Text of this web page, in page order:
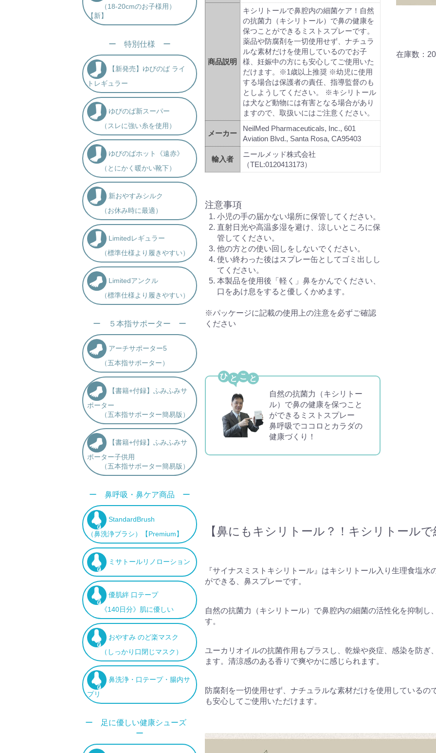
商品説明
キシリトールで鼻腔内の細菌ケア！自然
の抗菌力（キシリトール）で鼻の健康を
保つことができるミストスプレーです。
薬品や防腐剤を一切使用せず、ナチュラ
ルな素材だけを使用しているのでお子
様、妊娠中の方にも安心してご使用いた
だけます。※1歳以上推奨 ※幼児に使用
する場合は保護者の責任、指導監督のも
としようしてください。 ※キシリトール
は犬など動物には有害となる場合があり
ますので、取扱いにはご注意ください。
メーカー
NeilMed Pharmaceuticals, Inc., 601
Aviation Blvd., Santa Rosa, CA95403
輸入者
ニールメッド株式会社
（TEL:0120413173）
注意事項
小児の手の届かない場所に保管してください。
直射日光や高温多湿を避け、涼しいところに保
管してください。
他の方との使い回しをしないでください。
使い終わった後はスプレー缶としてゴミ出しし
てください。
本製品を使用後「軽く」鼻をかんでください、
口をあけ息をすると優しくかめます。
※パッケージに記載の使用上の注意を必ずご確認
ください
ひ こ
自然の抗菌力（キシリトー
ル）で鼻の健康を保つこと
ができるミストスプレー
鼻呼吸でココロとカラダの
健康づくり！
在庫数：20
【鼻にもキシリトール？！キシリトール
『サイナスミストキシリトール』はキシリトール入り生理食塩
ができる、鼻スプレーです。
自然の抗菌力（キシリトール）で鼻腔内の細菌の活性化を抑制し
す。
ユーカリオイルの抗菌作用もプラスし、乾燥や炎症、感染を防ぎ
ます。清涼感のある香りで爽やかに感じられます。
防腐剤を一切使用せず、ナチュラルな素材だけを使用しているの
も安心してご使用いただけます。
（18-20cmのお子様用）
【新】
ー 特別仕様 ー
【新発売】ゆびのば ライ
トレギュラー
ゆびのば新スーパー
（スレに強い糸を使用）
ゆびのばホット《遠赤》
（とにかく暖かい靴下）
新おやすみシルク
（お休み時に最適）
Limitedレギュラー
（標準仕様より履きやすい）
Limitedアンクル
（標準仕様より履きやすい）
ー ５本指サポーター ー
アーチサポーター5
（五本指サポーター）
【書籍+付録】ふみふみサ
ポーター
（五本指サポーター簡易版）
【書籍+付録】ふみふみサ
ポーター子供用
（五本指サポーター簡易版）
ー 鼻呼吸・鼻ケア商品 ー
StandardBrush
（鼻洗浄ブラシ）【Premium】
ミサトールリノローション
優肌絆 口テープ
《140日分》肌に優しい
おやすみ のど楽マスク
（しっかり口閉じマスク）
鼻洗浄・口テープ・腸内サ
プリ
ー 足に優しい健康シューズ
ー